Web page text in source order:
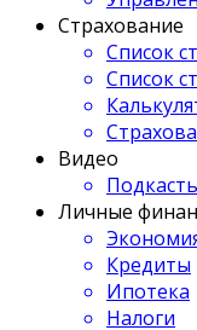
Страхование
Список
Список
Видео
Личные
Кредиты
Ипотека
Налоги